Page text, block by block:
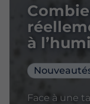
à
Face à une